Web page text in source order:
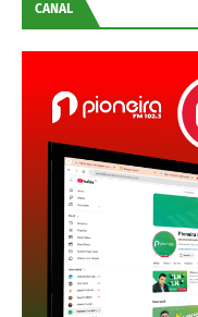
CANAL